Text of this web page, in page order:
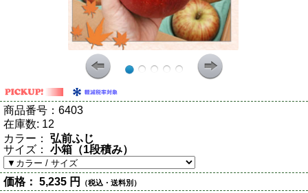
商品番号： 6403
在庫数: 12
カラー：
弘前ふじ
サイズ：
小箱（1段積み）
価格： 5,235 円 （税込・送料別）